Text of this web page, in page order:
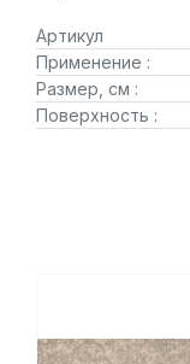
Артикул
Применение :
Размер, см :
Поверхность :